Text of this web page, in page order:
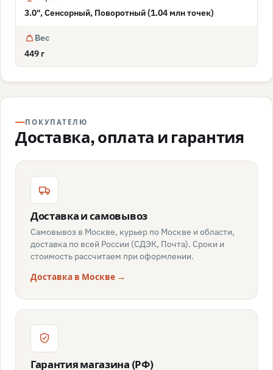
3.0", Сенсорный, Поворотный (1.04 млн точек)
Вес
449 г
ПОКУПАТЕЛЮ
Доставка, оплата и гарантия
Доставка и самовывоз
Самовывоз в Москве, курьер по Москве и области,
доставка по всей России (СДЭК, Почта). Сроки и
стоимость рассчитаем при оформлении.
Доставка в Москве →
Гарантия магазина (РФ)